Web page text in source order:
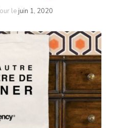
le juin 1, 2020